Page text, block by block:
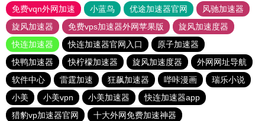
免费vqn外网加速
小蓝鸟 优途加速器官网
风驰加速器
旋风加速器
免费vps加速器外网苹果版
旋风加速度器
快连加速器
快连加速器官网入口
原子加速器
快鸭加速器
快柠檬加速器 旋风加速度器
外网网址导航
软件中心
雷霆加速 狂飙加速器 哔咔漫画
瑞乐小说
小美
小美vpn 小美加速器
快连加速器app
猎豹vp加速器官网
十大外网免费加速神器